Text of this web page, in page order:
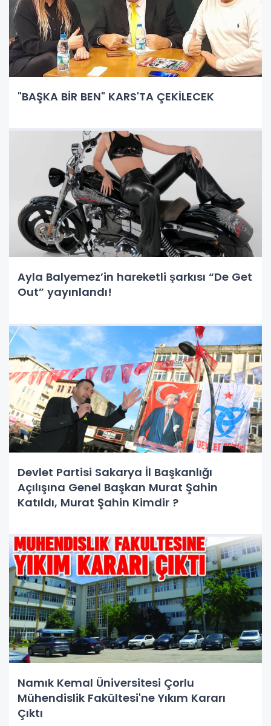
"BAŞKA BİR BEN" KARS'TA ÇEKİLECEK
Ayla Balyemez’in hareketli şarkısı “De Get
Out” yayınlandı!
Devlet Partisi Sakarya İl Başkanlığı
Açılışına Genel Başkan Murat Şahin
Katıldı, Murat Şahin Kimdir ?
Namık Kemal Üniversitesi Çorlu
Mühendislik Fakültesi'ne Yıkım Kararı
Çıktı